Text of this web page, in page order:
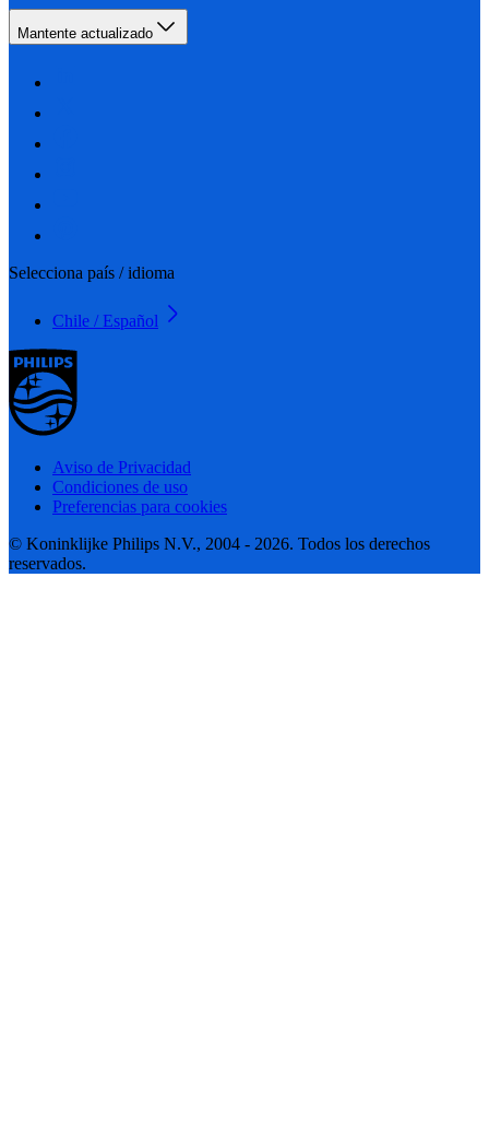
Mantente actualizado
Selecciona país / idioma
Chile / Español
Aviso de Privacidad
Condiciones de uso
Preferencias para cookies
© Koninklijke Philips N.V., 2004 - 2026. Todos los derechos
reservados.